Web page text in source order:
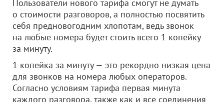
Пользователи нового тарифа смогут не думать
о стоимости разговоров, а полностью посвятить
себя предновогодним хлопотам, ведь звонок
на любые номера будет стоить всего 1 копейку
за минуту.
1 копейка за минуту — это рекордно низкая цена
для звонков на номера любых операторов.
Согласно условиям тарифа первая минута
каждого разговора, также как и все соединения